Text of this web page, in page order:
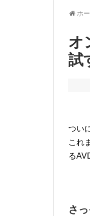
ホ
オ
試
つい
これ
る
さ